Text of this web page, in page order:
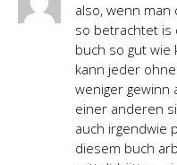
also, wenn
so betrachtet is
buch so gut wie
kann jeder
weniger gewinn
einer anderen
auch irgendwie
diesem buch